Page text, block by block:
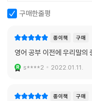
구매한줄평
종이책 구매
영어 공부 이전에 우리말의
s****2 2022.01.11.
종이책 구매